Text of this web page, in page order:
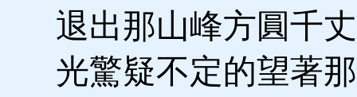
退出那山峰方圓千
光驚疑不定的望著